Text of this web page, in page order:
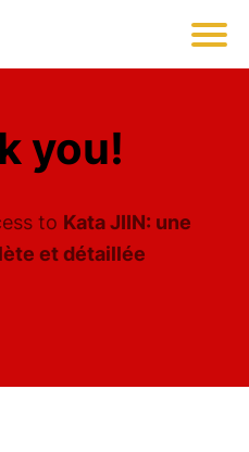
you!
to Kata JIIN: une
et détaillée